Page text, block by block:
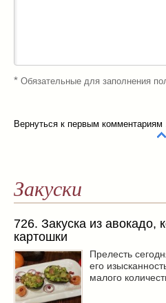
* Обязательные для заполнения
Вернуться к первым комментариям
Закуски
726. Закуска из авокадо,
картошки
Прелесть
его
малого